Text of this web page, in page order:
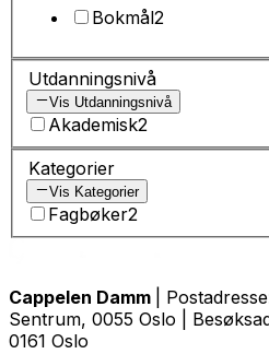
Bokmål2
Utdanningsnivå
Vis Utdanningsnivå
Akademisk2
Kategorier
Vis Kategorier
Fagbøker2
Cappelen Damm
|
Sentrum, 0055 Oslo |
0161 Oslo